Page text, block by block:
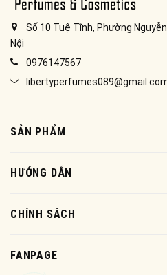
Số 10 Tuệ Tĩnh, Phường
Nội
0976147567
SẢN PHẨM
HƯỚNG DẪN
CHÍNH SÁCH
FANPAGE